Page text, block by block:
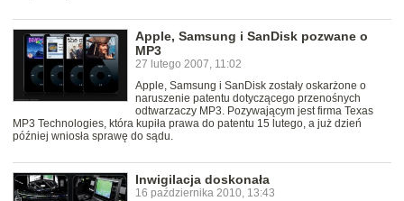
Apple, Samsung i SanDisk pozwane o
MP3
27 lutego 2007, 11:02
Apple, Samsung i SanDisk zostały oskarżone o
naruszenie patentu dotyczącego przenośnych
odtwarzaczy MP3. Pozywającym jest firma Texas
MP3 Technologies, która kupiła prawa do patentu 15 lutego, a już dzień
później wniosła sprawę do sądu.
Inwigilacja doskonała
16 października 2010, 13:43